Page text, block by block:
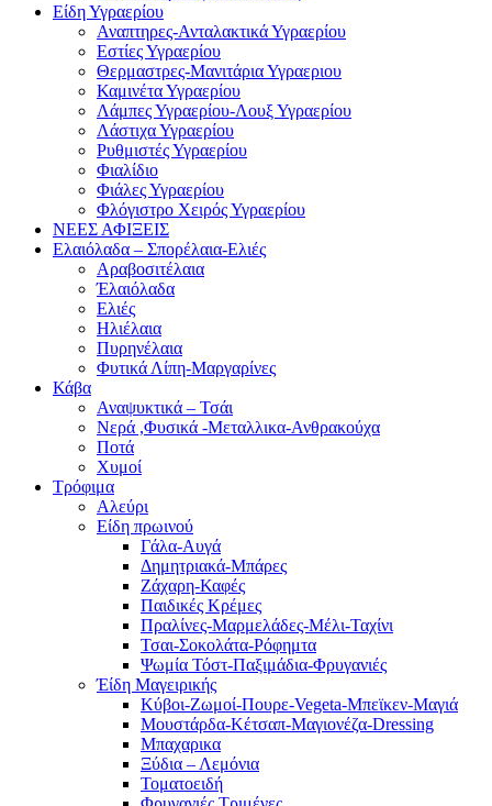
Είδη Υγραερίου
Αναπτηρες-Ανταλακτικά Υγραερίου
Εστίες Υγραερίου
Θερμαστρες-Μανιτάρια Υγραεριου
Καμινέτα Υγραερίου
Λάμπες Υγραερίου-Λουξ Υγραερίου
Λάστιχα Υγραερίου
Ρυθμιστές Υγραερίου
Φιαλίδιο
Φιάλες Υγραερίου
Φλόγιστρο Χειρός Υγραερίου
ΝΕΕΣ ΑΦΙΞΕΙΣ
Ελαιόλαδα – Σπορέλαια-Ελιές
Αραβοσιτέλαια
Έλαιόλαδα
Ελιές
Ηλιέλαια
Πυρηνέλαια
Φυτικά Λίπη-Μαργαρίνες
Κάβα
Αναψυκτικά – Τσάι
Νερά ,Φυσικά -Μεταλλικα-Ανθρακούχα
Ποτά
Χυμοί
Τρόφιμα
Αλεύρι
Είδη πρωινού
Γάλα-Αυγά
Δημητριακά-Μπάρες
Ζάχαρη-Καφές
Παιδικές Κρέμες
Πραλίνες-Μαρμελάδες-Μέλι-Ταχίνι
Τσαι-Σοκολάτα-Ρόφημτα
Ψωμία Τόστ-Παξιμάδια-Φρυγανιές
Έίδη Μαγειρικής
Κύβοι-Ζωμοί-Πουρε-Vegeta-Μπεϊκεν-Μαγιά
Μουστάρδα-Κέτσαπ-Μαγιονέζα-Dressing
Mπαχαρικα
Ξύδια – Λεμόνια
Τοματοειδή